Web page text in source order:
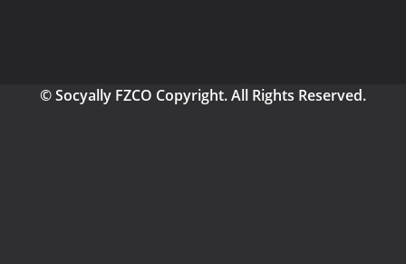
© Socyally FZCO Copyright. All Rights Reserved.